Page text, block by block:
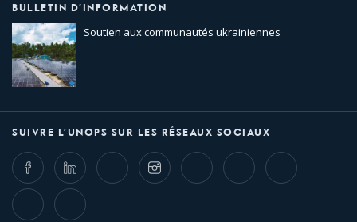
BULLETIN D’INFORMATION
Soutien aux communautés ukrainiennes
SUIVRE L’UNOPS SUR LES RÉSEAUX SOCIAUX
FacebookLinkedIn Twitter InstagramWhatsappBluesky Threads
TikTok Flickr